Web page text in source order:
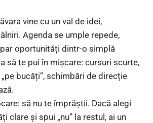
vine cu un val de idei,
Agenda se umple repede,
oportunități dintr-o simplă
să te pui în mișcare: cursuri scurte,
bucăți”, schimbări de direcție
să nu te împrăștii. Dacă alegi
clare și spui „nu” la restul, ai un